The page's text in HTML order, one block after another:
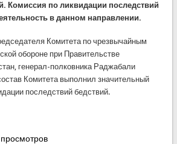
Комиссия по ликвидации последствий
в данном направлении.
Комитета по чрезвычайным
обороне при Правительстве
генерал-полковника Раджабали
Комитета выполнил значительный
последствий бедствий.
Восстановительные работы после